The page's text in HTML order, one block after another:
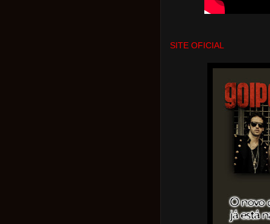
SITE OFICIAL